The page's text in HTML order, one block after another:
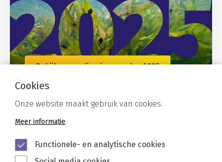
Bekijk ons online jaarverslag 2025
Cookies
Onze website maakt gebruik van cookies.
Meer informatie
Functionele- en analytische cookies